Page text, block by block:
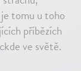
tomu u toho
příbězích
ve světě.